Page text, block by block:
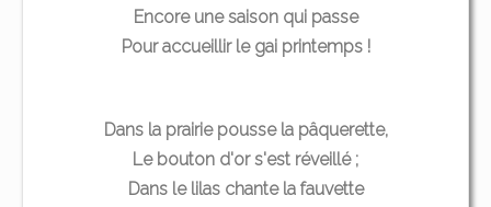
Encore une saison qui passe
Pour accueillir le gai printemps !
Dans la prairie pousse la pâquerette,
Le bouton d'or s'est réveillé ;
Dans le lilas chante la fauvette